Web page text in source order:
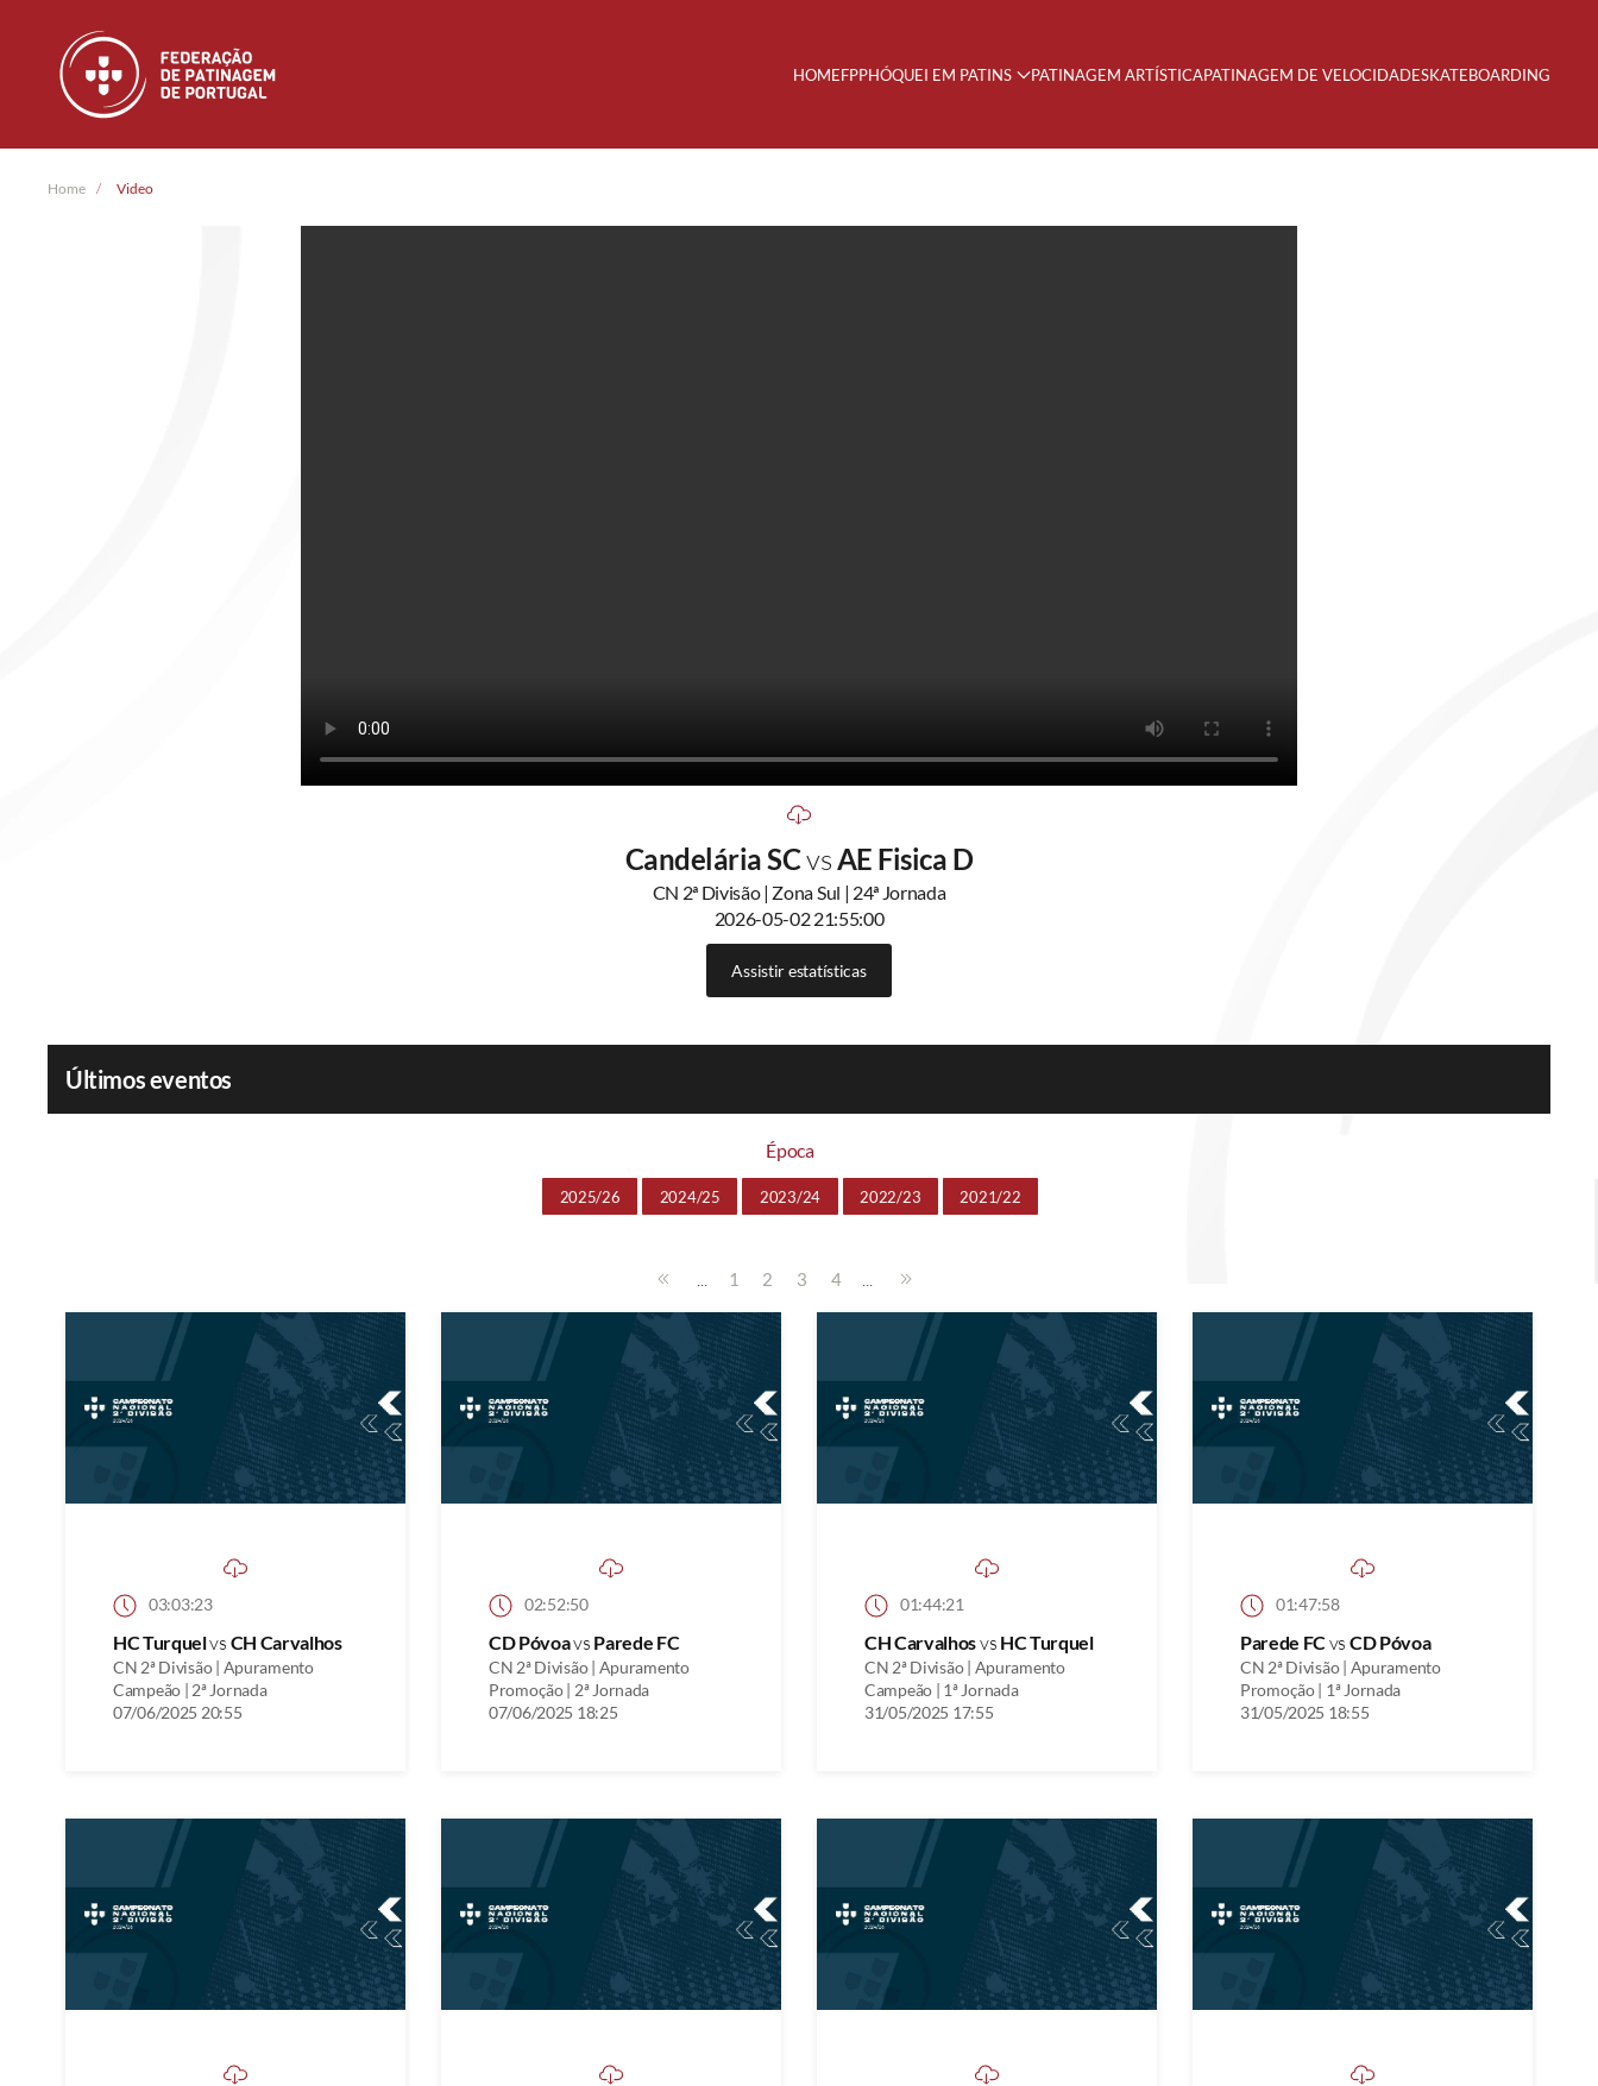
Skip to main content HOMEFPPHÓQUEI EM PATINS PATINAGEM ARTÍSTICAPATINAGEM DE VELOCIDADESKATEBOARDING
Home Video
Candelária SCvsAE Fisica D
CN 2ª Divisão | Zona Sul | 24ª Jornada
2026-05-02 21:55:00
Assistir estatísticas
Últimos eventos
Época
2025/26 2024/25 2023/24 2022/23 2021/22
... 1 2 3 4 ...
03:03:23
HC Turquelvs CH Carvalhos
CN 2ª Divisão | Apuramento
Campeão | 2ª Jornada
07/06/2025 20:55
02:52:50
CD Póvoavs Parede FC
CN 2ª Divisão | Apuramento
Promoção | 2ª Jornada
07/06/2025 18:25
01:44:21
CH Carvalhosvs HC Turquel
CN 2ª Divisão | Apuramento
Campeão | 1ª Jornada
31/05/2025 17:55
01:47:58
Parede FCvs CD Póvoa
CN 2ª Divisão | Apuramento
Promoção | 1ª Jornada
31/05/2025 18:55